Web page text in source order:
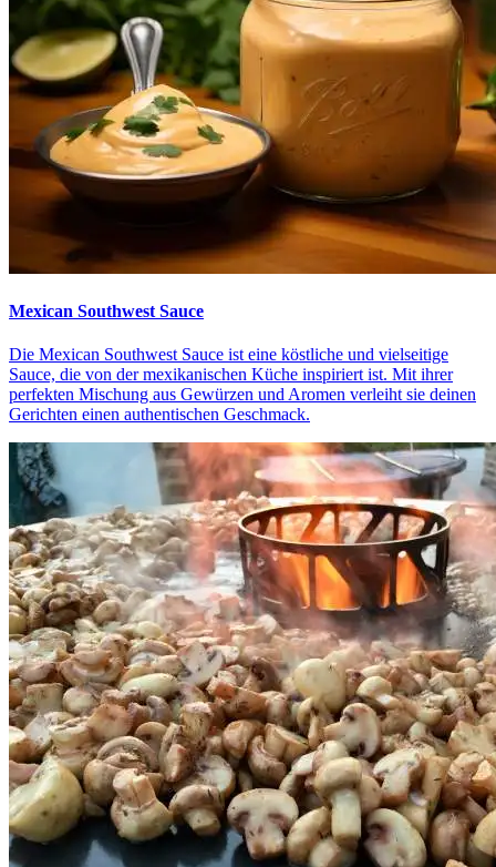
Mexican Southwest Sauce
Die Mexican Southwest Sauce ist eine köstliche und vielseitige
Sauce, die von der mexikanischen Küche inspiriert ist. Mit ihrer
perfekten Mischung aus Gewürzen und Aromen verleiht sie deinen
Gerichten einen authentischen Geschmack.